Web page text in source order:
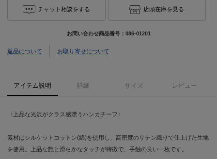
チャット相談をする 店頭在庫を見る
お問い合わせ商品番号： 086-01201
返品について お取り寄せについて
アイテム説明 詳細 サイズ レビュー
〈上品な光沢がクラス感漂うハンカチーフ〉
素材はシルケットコットン(綿)を使用し、高密度のサテン織りで仕上げた生地
を使用。上品な艶と滑らかなタッチが特徴で、手触の良い一枚です。